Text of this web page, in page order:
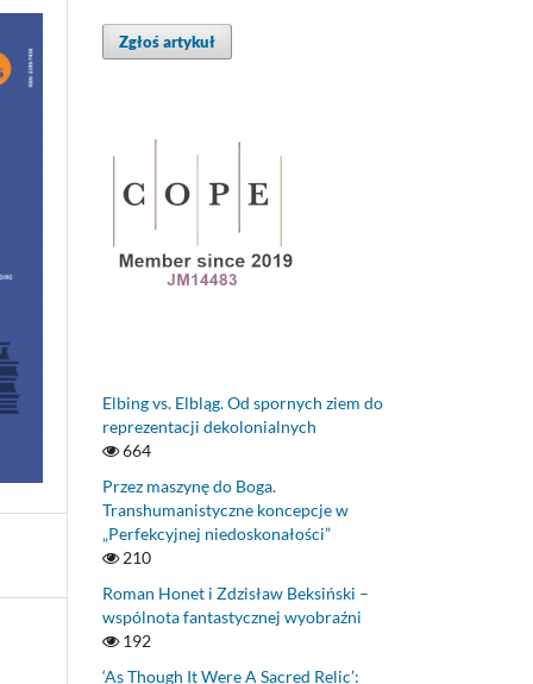
Zgłoś artykuł
Elbing vs. Elbląg. Od spornych ziem do
reprezentacji dekolonialnych
664
Przez maszynę do Boga.
Transhumanistyczne koncepcje w
„Perfekcyjnej niedoskonałości”
210
Roman Honet i Zdzisław Beksiński –
wspólnota fantastycznej wyobraźni
192
‘As Though It Were A Sacred Relic’: